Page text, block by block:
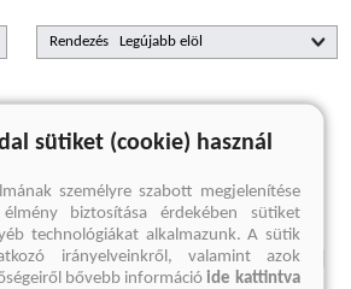
Rendezés
kifejezésre nincs találat
Elállási felmondási nyilatkozat
sütiket (cookie) használ
személyre szabott megjelenítése
biztosítása érdekében sütiket
technológiákat alkalmazunk. A sütik
irányelveinkről, valamint azok
bővebb információide kattintva